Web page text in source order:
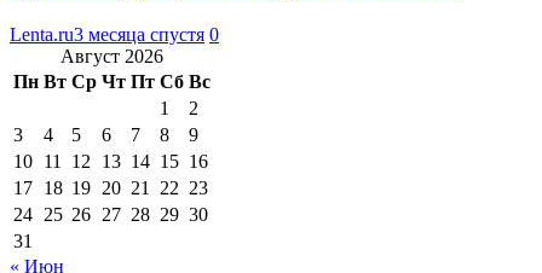
Lenta.ru3 месяца спустя 0
Август 2026
Пн Вт Ср Чт Пт Сб Вс
1
2
3
4 5 6 7 8
9
10 11 12 13 14 15 16
17 18 19 20 21 22 23
24 25 26 27 28 29 30
31
« Июн